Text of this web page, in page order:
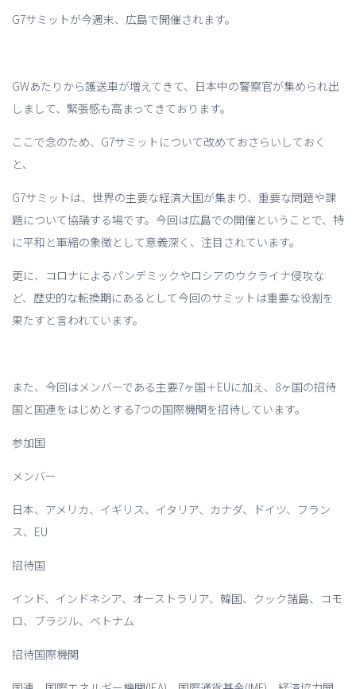
G7サミットが今週末、広島で開催されます。
GWあたりから護送車が増えてきて、日本中の警察官が集められ出
しまして、緊張感も高まってきております。
ここで念のため、G7サミットについて改めておさらいしておく
と、
G7サミットは、世界の主要な経済大国が集まり、重要な問題や課
題について協議する場です。今回は広島での開催ということで、特
に平和と軍縮の象徴として意義深く、注目されています。
更に、コロナによるパンデミックやロシアのウクライナ侵攻な
ど、歴史的な転換期にあるとして今回のサミットは重要な役割を
果たすと言われています。
また、今回はメンバーである主要7ヶ国＋EUに加え、8ヶ国の招待
国と国連をはじめとする7つの国際機関を招待しています。
参加国
メンバー
日本、アメリカ、イギリス、イタリア、カナダ、ドイツ、フラン
ス、EU
招待国
インド、インドネシア、オーストラリア、韓国、クック諸島、コモ
ロ、ブラジル、ベトナム
招待国際機関